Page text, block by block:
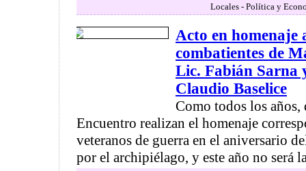
Locales - Política y
Acto en homenaje
combatientes de
Lic. Fabián Sarna
Claudio Baselice
Como todos los años,
Encuentro realizan el homenaje
veteranos de guerra en el aniversario
por el archipiélago, y este año no será